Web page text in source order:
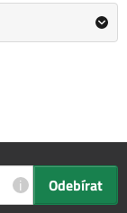
i Odebírat